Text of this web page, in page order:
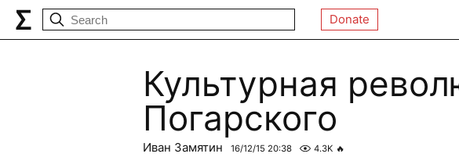
Donate
Культурная
Погарского
Иван Замятин 16/12/15 20:38 4.3K 🔥